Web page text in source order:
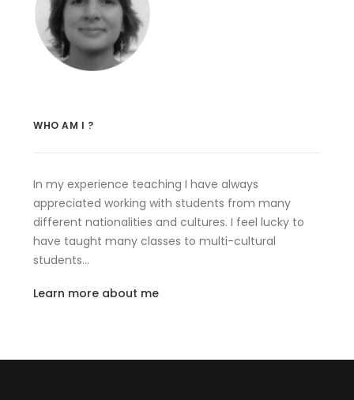
WHO AM I ?
In my experience teaching I have always
appreciated working with students from many
different nationalities and cultures. I feel lucky to
have taught many classes to multi-cultural
students…
Learn more about me